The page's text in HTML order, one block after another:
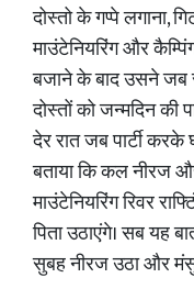
दोस्तो के गप्पे लगाना,
माउंटेनियरिंग और
बजाने के बाद उसने
दोस्तों को जन्मदिन की
देर रात जब पार्टी
बताया कि कल नीरज
माउंटेनियरिंग रिवर
पिता उठाएंगे। सब यह
सुबह नीरज उठा और